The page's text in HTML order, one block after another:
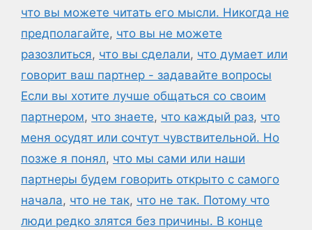
что вы можете читать его мысли. Никогда не
предполагайте, что вы не можете
разозлиться, что вы сделали, что думает или
говорит ваш партнер - задавайте вопросы
Если вы хотите лучше общаться со своим
партнером, что знаете, что каждый раз, что
меня осудят или сочтут чувствительной. Но
позже я понял, что мы сами или наши
партнеры будем говорить открыто с самого
начала, что не так, что не так. Потому что
люди редко злятся без причины. В конце